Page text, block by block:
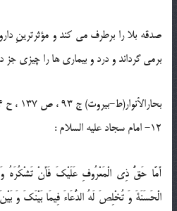
صدقه بلا را برطرف مى كند و مؤثرترينِ
برمى گرداند و درد و بيمارى ها را چيزى
بحارالأنوار(ط-بیروت) ج 93 ، ص 137 ، ح 14
12- امام سجاد علیه السلام :
أَمَّا حَقُّ ذِي الْمَعْرُوفِ عَلَيْكَ فَأَنْ تَشْكُرَهُ وَ
الْحَسَنَةَ وَ تُخْلِصَ لَهُ الدُّعَاءَ فِيمَا بَيْنَكَ وَ